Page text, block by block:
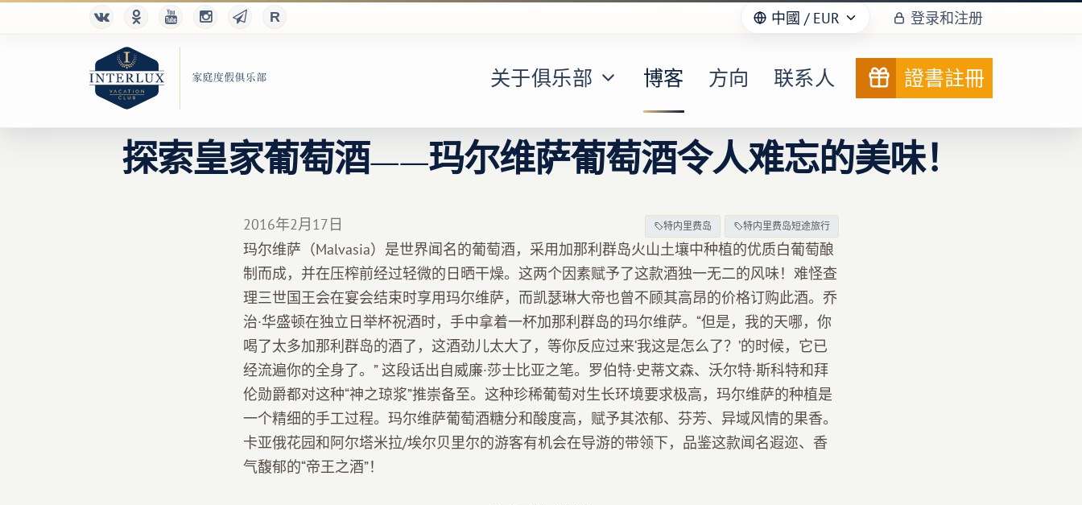
中國 / EUR 登录和注册
关于俱乐部 博客 方向 联系人 證書註冊
探索皇家葡萄酒——玛尔维萨葡萄酒令人难忘的美味！
2016年2月17日 特内里费岛 特内里费岛短途旅行
玛尔维萨（Malvasia）是世界闻名的葡萄酒，采用加那利群岛火山土壤中种植的优质白葡萄酿
制而成，并在压榨前经过轻微的日晒干燥。这两个因素赋予了这款酒独一无二的风味！难怪查
理三世国王会在宴会结束时享用玛尔维萨，而凯瑟琳大帝也曾不顾其高昂的价格订购此酒。乔
治·华盛顿在独立日举杯祝酒时，手中拿着一杯加那利群岛的玛尔维萨。“但是，我的天哪，你
喝了太多加那利群岛的酒了，这酒劲儿太大了，等你反应过来‘我这是怎么了？’的时候，它已
经流遍你的全身了。” 这段话出自威廉·莎士比亚之笔。罗伯特·史蒂文森、沃尔特·斯科特和拜
伦勋爵都对这种“神之琼浆”推崇备至。这种珍稀葡萄对生长环境要求极高，玛尔维萨的种植是
一个精细的手工过程。玛尔维萨葡萄酒糖分和酸度高，赋予其浓郁、芬芳、异域风情的果香。
卡亚俄花园和阿尔塔米拉/埃尔贝里尔的游客有机会在导游的带领下，品鉴这款闻名遐迩、香
气馥郁的“帝王之酒”！